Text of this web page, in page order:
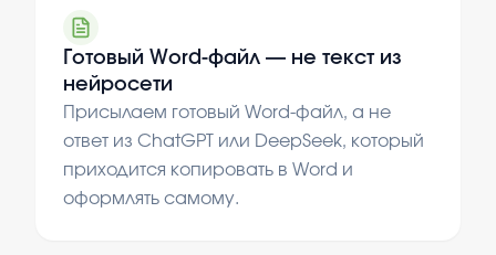
Готовый Word-файл — не текст из
нейросети
Присылаем готовый Word-файл, а не
ответ из ChatGPT или DeepSeek, который
приходится копировать в Word и
оформлять самому.